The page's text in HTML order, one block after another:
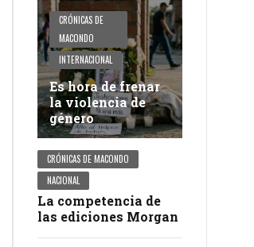
CRÓNICAS DE
MACONDO
INTERNACIONAL
Es hora de frenar
la violencia de
género
CRÓNICAS DE MACONDO
NACIONAL
La competencia de
las ediciones Morgan